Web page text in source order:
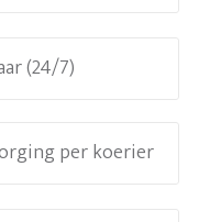
(24/7)
per koerier